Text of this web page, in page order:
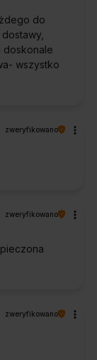
do
doskonale
wszystko
zweryfikowano
zweryfikowano
zweryfikowano